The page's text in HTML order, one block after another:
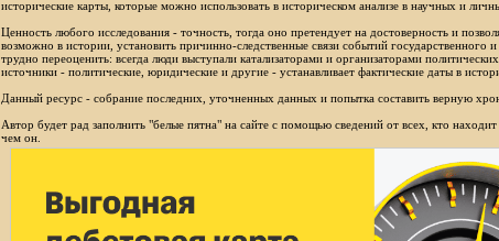
исторические карты, которые можно использовать в историческом анализе в научных и
Ценность любого исследования - точность, тогда оно претендует на достоверность и
возможно в истории, установить причинно-следственные связи событий государственного
трудно переоценить: всегда люди выступали катализаторами и организаторами
источники - политические, юридические и другие - устанавливает фактические даты в
Данный ресурс - собрание последних, уточненных данных и попытка составить верную
Автор будет рад заполнить "белые пятна" на сайте с помощью сведений от всех, кто
чем он.